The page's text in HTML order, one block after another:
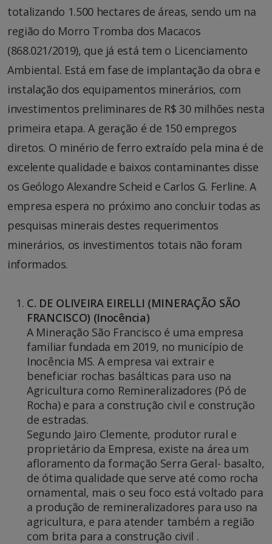
totalizando 1.500 hectares de áreas, sendo um na
região do Morro Tromba dos Macacos
(868.021/2019), que já está tem o Licenciamento
Ambiental. Está em fase de implantação da obra e
instalação dos equipamentos minerários, com
investimentos preliminares de R$ 30 milhões nesta
primeira etapa. A geração é de 150 empregos
diretos. O minério de ferro extraído pela mina é de
excelente qualidade e baixos contaminantes disse
os Geólogo Alexandre Scheid e Carlos G. Ferline. A
empresa espera no próximo ano concluir todas as
pesquisas minerais destes requerimentos
minerários, os investimentos totais não foram
informados.
C. DE OLIVEIRA EIRELLI (MINERAÇÃO SÃO
FRANCISCO) (Inocência)
A Mineração São Francisco é uma empresa
familiar fundada em 2019, no município de
Inocência MS. A empresa vai extrair e
beneficiar rochas basálticas para uso na
Agricultura como Remineralizadores (Pó de
Rocha) e para a construção civil e construção
de estradas.
Segundo Jairo Clemente, produtor rural e
proprietário da Empresa, existe na área um
afloramento da formação Serra Geral- basalto,
de ótima qualidade que serve até como rocha
ornamental, mais o seu foco está voltado para
a produção de remineralizadores para uso na
agricultura, e para atender também a região
com brita para a construção civil .